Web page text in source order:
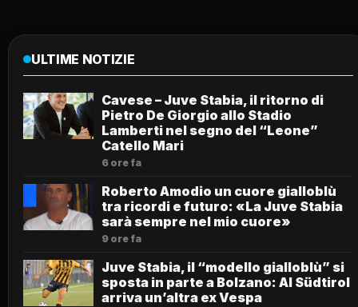
ULTIME NOTIZIE
Cavese – Juve Stabia, il ritorno di
Pietro De Giorgio allo Stadio
Lamberti nel segno del “Leone”
Catello Mari
6 ore fa
Roberto Amodio un cuore gialloblù
tra ricordi e futuro: «La Juve Stabia
sarà sempre nel mio cuore»
9 ore fa
Juve Stabia, il “modello gialloblù” si
sposta in parte a Bolzano: Al Südtirol
arriva un’altra ex Vespa